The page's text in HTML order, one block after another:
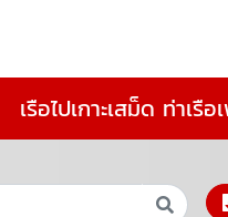
เรือไปเกาะเสม็ด ท่าเ